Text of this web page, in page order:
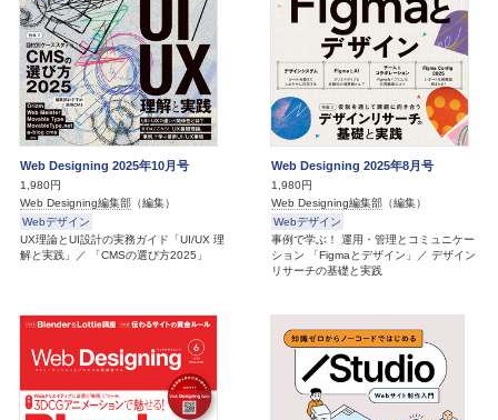
Web Designing 2025年10月号
1,980円
Web Designing編集部 （編集）
Webデザイン
UX理論とUI設計の実務ガイド「UI/UX 理
解と実践」／ 「CMSの選び方2025」
Web Designing 2025年8月号
1,980円
Web Designing編集部 （編集）
Webデザイン
事例で学ぶ！ 運用・管理とコミュニケー
ション 「Figmaとデザイン」／ デザイン
リサーチの基礎と実践